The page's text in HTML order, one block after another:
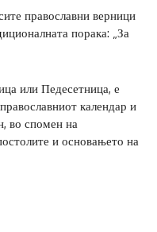
православни верници
порака: „За
или Педесетница, е
календар и
во спомен на
и основањето на